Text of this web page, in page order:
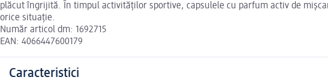
plăcut îngrijită. În timpul activităților sportive, capsulele cu parfum activ de
orice situație.
Număr articol dm: 1692715
EAN: 4066447600179
Caracteristici